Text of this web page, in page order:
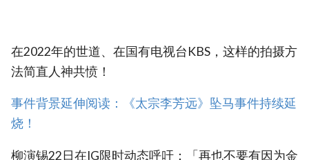
在2022年的世道、在国有电视台KBS，这样的拍摄方
法简直人神共愤！
事件背景延伸阅读：《太宗李芳远》坠马事件持续延
烧！
柳演锡22日在IG限时动态呼吁：「再也不要有因为金